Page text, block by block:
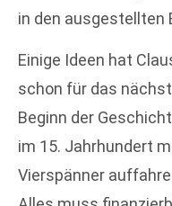
in den ausgestellten
Einige Ideen hat
schon für das
Beginn der
im 15. Jahrhundert
Vierspänner